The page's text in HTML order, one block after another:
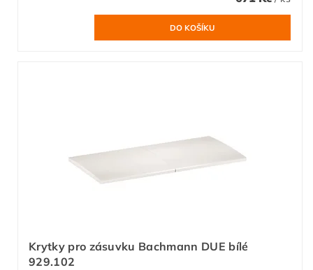
Krytky pro zásuvku Bachmann DUE bílé
929.102